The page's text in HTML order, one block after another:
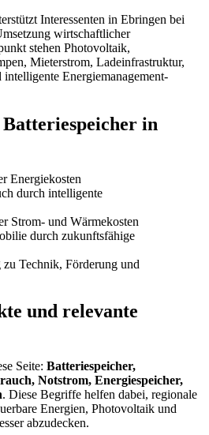
Interessenten in Ebringen bei
wirtschaftlicher
stehen Photovoltaik,
Mieterstrom, Ladeinfrastruktur,
Energiemanagement-
in
Energiekosten
durch intelligente
Strom- und Wärmekosten
durch zukunftsfähige
Technik, Förderung und
und relevante
Seite: Batteriespeicher,
Notstrom, Energiespeicher,
. Diese Begriffe helfen dabei, regionale
Energien, Photovoltaik und
abzudecken.